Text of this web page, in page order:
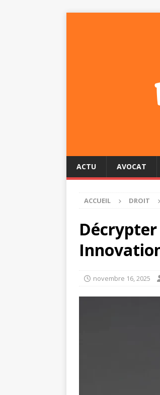
ACTU AVOCAT
ACCUEIL DROIT
Décrypter
novembre 16, 2025